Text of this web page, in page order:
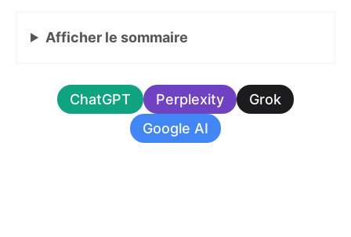
Afficher le sommaire
ChatGPT Perplexity
Grok
Google AI